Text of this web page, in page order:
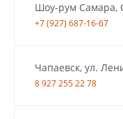
Шоу-рум Самара,
+7 (927) 687-16-67
Чапаевск, ул.
8 927 255 22 78